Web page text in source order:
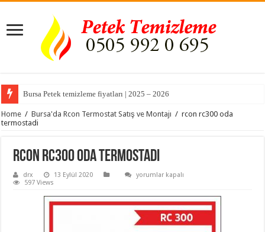
Bursa Petek temizleme fiyatları | 2025 – 2026
Home / Bursa'da Rcon Termostat Satış ve Montajı / rcon rc300 oda
termostadi
rcon rc300 oda termostadi
drx 13 Eylül 2020
rcon
termostadi
için
yorumlar kapalı
597 Views